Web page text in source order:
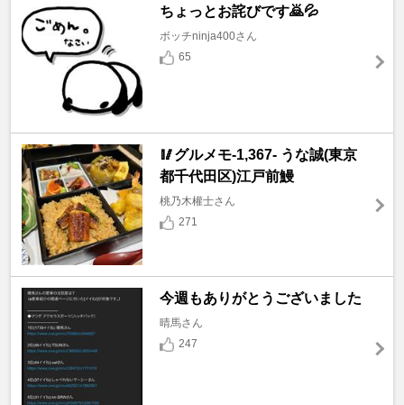
ちょっとお詫びです🙇💦
ボッチninja400さん
65
🥢グルメモ-1,367- うな誠(東京
都千代田区)江戸前鰻
桃乃木權士さん
271
今週もありがとうございました
晴馬さん
247